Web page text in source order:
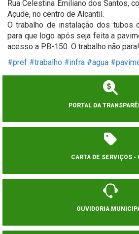
Rua Celestina Emiliano dos Santos,
Açude, no centro de Alcantil.
O trabalho de instalação dos tubos
para que logo após seja feita a
acesso a PB-150. O trabalho não para!
#pref #trabalho #infra #agua
PORTAL DA
CARTA DE SERVIÇOS -
OUVIDORIA